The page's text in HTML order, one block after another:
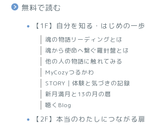
無料で読む
【1F】自分を知る・はじめの一歩
魂の物語リーディングとは
魂から使命へ繋ぐ羅針盤とは
他の人の物語に触れてみる
MyCozyつるかわ
STORY｜体験と気づきの記録
新月満月と13の月の暦
聴くBlog
【2F】本当のわたしにつながる扉